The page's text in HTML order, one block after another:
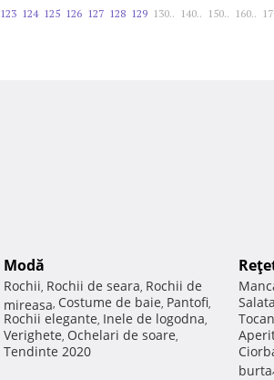
123 124 125 126 127 128 129 130.. 140.. 150.. 160..
Modă
Rochii, Rochii de seara, Rochii de
mireasa, Costume de baie, Pantofi,
Rochii elegante, Inele de logodna,
Verighete, Ochelari de soare,
Tendinte 2020
Salata
burta,